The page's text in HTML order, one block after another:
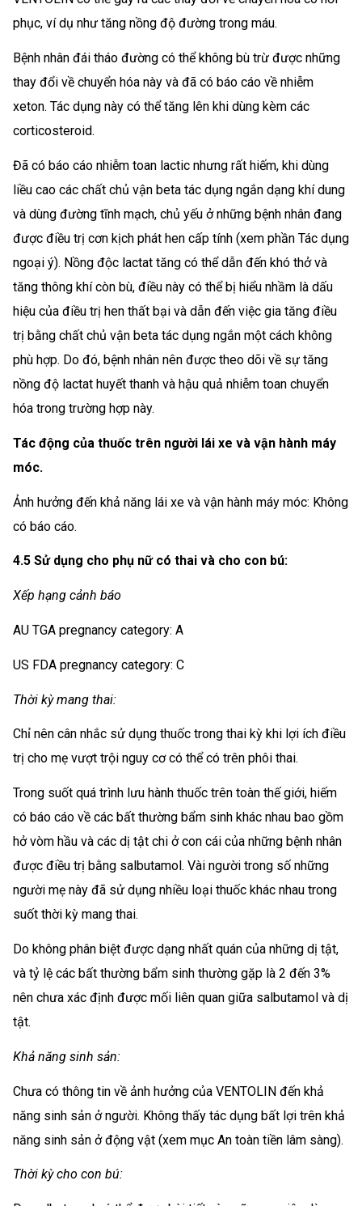
phục, ví dụ như tăng nồng độ đường trong máu.
Bệnh nhân đái tháo đường có thể không bù trừ được những
thay đổi về chuyển hóa này và đã có báo cáo về nhiễm
xeton. Tác dụng này có thể tăng lên khi dùng kèm các
corticosteroid.
Đã có báo cáo nhiễm toan lactic nhưng rất hiếm, khi dùng
liều cao các chất chủ vận beta tác dụng ngắn dạng khí dung
và dùng đường tĩnh mạch, chủ yếu ở những bệnh nhân đang
được điều trị cơn kịch phát hen cấp tính (xem phần Tác dụng
ngoại ý). Nồng độc lactat tăng có thể dẫn đến khó thở và
tăng thông khí còn bù, điều này có thể bị hiểu nhầm là dấu
hiệu của điều trị hen thất bại và dẫn đến việc gia tăng điều
trị bằng chất chủ vận beta tác dụng ngắn một cách không
phù hợp. Do đó, bệnh nhân nên được theo dõi về sự tăng
nồng độ lactat huyết thanh và hậu quả nhiễm toan chuyển
hóa trong trường hợp này.
Tác động của thuốc trên người lái xe và vận hành máy
móc.
Ảnh hưởng đến khả năng lái xe và vận hành máy móc: Không
có báo cáo.
4.5 Sử dụng cho phụ nữ có thai và cho con bú:
Xếp hạng cảnh báo
AU TGA pregnancy category: A
US FDA pregnancy category: C
Thời kỳ mang thai:
Chỉ nên cân nhắc sử dụng thuốc trong thai kỳ khi lợi ích điều
trị cho mẹ vượt trội nguy cơ có thể có trên phôi thai.
Trong suốt quá trình lưu hành thuốc trên toàn thế giới, hiếm
có báo cáo về các bất thường bẩm sinh khác nhau bao gồm
hở vòm hầu và các dị tật chi ở con cái của những bệnh nhân
được điều trị bằng salbutamol. Vài người trong số những
người mẹ này đã sử dụng nhiều loại thuốc khác nhau trong
suốt thời kỳ mang thai.
Do không phân biệt được dạng nhất quán của những dị tật,
và tỷ lệ các bất thường bẩm sinh thường gặp là 2 đến 3%
nên chưa xác định được mối liên quan giữa salbutamol và dị
tật.
Khả năng sinh sản:
Chưa có thông tin về ảnh hưởng của VENTOLIN đến khả
năng sinh sản ở người. Không thấy tác dụng bất lợi trên khả
năng sinh sản ở động vật (xem mục An toàn tiền lâm sàng).
Thời kỳ cho con bú: